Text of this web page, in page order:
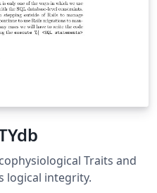
Traits and
logical integrity.